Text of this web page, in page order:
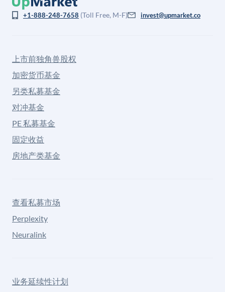
+1-888-248-7658 (Toll Free, M-F) invest@upmarket.co
上市前独角兽股权
加密货币基金
另类私募基金
对冲基金
PE 私募基金
固定收益
房地产类基金
查看私募市场
Perplexity
Neuralink
业务延续性计划